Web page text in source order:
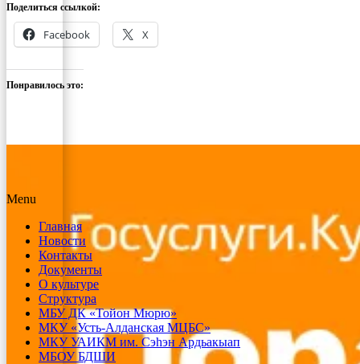
Menu
Главная
Новости
Контакты
Документы
О культуре
Структура
МБУ ДК «Тойон Мюрю»
МКУ «Усть-Алданская МЦБС»
МКУ УАИКМ им. Сэһэн Ардьакыап
МБОУ БДШИ
Поделиться ссылкой:
Facebook X
Понравилось это: